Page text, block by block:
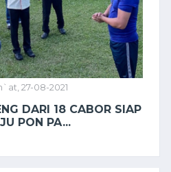
27-08-2021
DARI 18 CABOR SIAP
PON PA...